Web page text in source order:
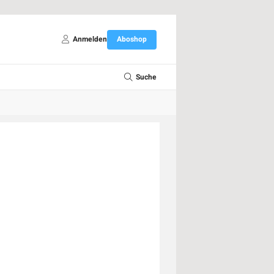
Anmelden Aboshop
Suche